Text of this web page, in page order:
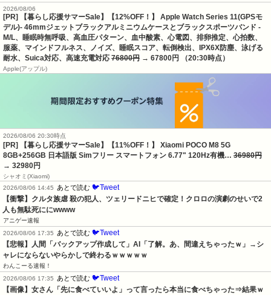
2026/08/06
[PR] 【暮らし応援サマーSale】【12%OFF！】 Apple Watch Series 11(GPSモ
デル)- 46mmジェットブラックアルミニウムケースとブラックスポーツバンド -
M/L、睡眠時無呼吸、高血圧パターン、血中酸素、心電図、排卵推定、心拍数、
服薬、マインドフルネス、ノイズ、睡眠スコア、転倒検出、IPX6X防塵、泳げる
耐水、Suica対応、高速充電対応 76800円 → 67800円 （20:30時点）
Apple(アップル)
2026/08/06 20:30時点
[PR] 【暮らし応援サマーSale】【11%OFF！】 Xiaomi POCO M8 5G
8GB+256GB 日本語版 Simフリー スマートフォン 6.77" 120Hz有機… 36980円
→ 32980円
シャオミ(Xiaomi)
2026/08/06 14:45
あとで読む 🐦Tweet
【衝撃】クルタ族虐 殺の犯人、ツェリードニヒで確定！クロロの演劇のせいで2
人も無駄死ににwwww
アニゲー速報
2026/08/06 17:35
あとで読む 🐦Tweet
【悲報】人間「バックアップ作成して」AI「了解。あ、間違えちゃったｗ」→シ
ャレにならないやらかしで終わるｗｗｗｗｗ
わんこーる速報！
2026/08/06 17:35
あとで読む 🐦Tweet
【画像】女さん「先に食べていいよ」って言ったら本当に食べちゃった⇒結果ｗ